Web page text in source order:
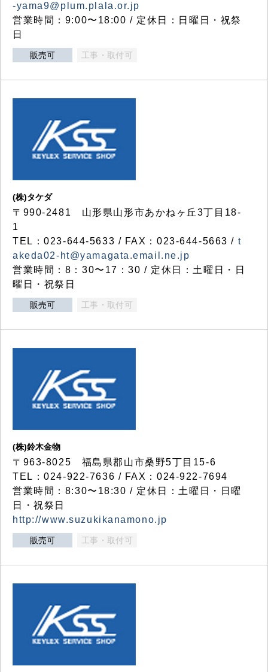
-yama9@plum.plala.or.jp
営業時間：9:00〜18:00 / 定休日：日曜日・祝祭
日
販売可 工事・取付可
(株)タケダ
〒990-2481 山形県山形市あかねヶ丘3丁目18-
1
TEL：023-644-5633 / FAX：023-644-5663 / t
akeda02-ht@yamagata.email.ne.jp
営業時間：8：30〜17：30 / 定休日：土曜日・日
曜日・祝祭日
販売可 工事・取付可
(株)鈴木金物
〒963-8025 福島県郡山市桑野5丁目15-6
TEL：024-922-7636 / FAX：024-922-7694
営業時間：8:30〜18:30 / 定休日：土曜日・日曜
日・祝祭日
http://www.suzukikanamono.jp
販売可 工事・取付可